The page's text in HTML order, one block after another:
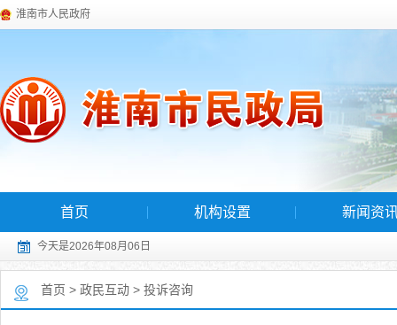
淮南市人民政府
首页 机构设置 新闻资
今天是2026年08月06日
首页 > 政民互动 > 投诉咨询